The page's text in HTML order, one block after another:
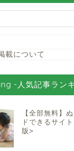
載について
-人気記事ラン
【全部無料】
ドできるサイ
版>